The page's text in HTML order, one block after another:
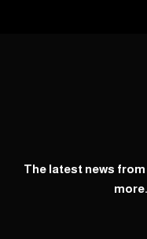
The latest news from